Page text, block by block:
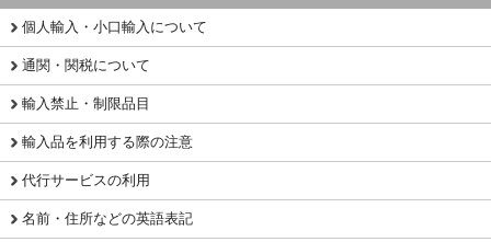
個人輸入・小口輸入について
通関・関税について
輸入禁止・制限品目
輸入品を利用する際の注意
代行サービスの利用
名前・住所などの英語表記